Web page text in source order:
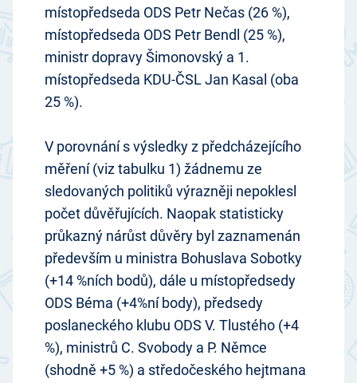
místopředseda ODS Petr Nečas (26 %),
místopředseda ODS Petr Bendl (25 %),
ministr dopravy Šimonovský a 1.
místopředseda KDU-ČSL Jan Kasal (oba
25 %).
V porovnání s výsledky z předcházejícího
měření (viz tabulku 1) žádnemu ze
sledovaných politiků výrazněji nepoklesl
počet důvěřujících. Naopak statisticky
průkazný nárůst důvěry byl zaznamenán
především u ministra Bohuslava Sobotky
(+14 %ních bodů), dále u místopředsedy
ODS Béma (+4%ní body), předsedy
poslaneckého klubu ODS V. Tlustého (+4
%), ministrů C. Svobody a P. Němce
(shodně +5 %) a středočeského hejtmana